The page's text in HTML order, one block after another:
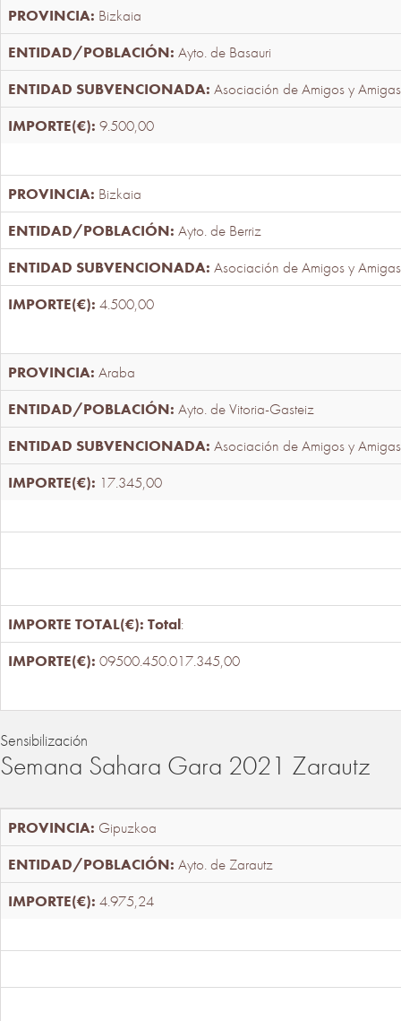
Bizkaia
Ayto. de Basauri
Asociación de Amigos y
9.500,00
Bizkaia
Ayto. de Berriz
Asociación de Amigos y
4.500,00
Araba
Ayto. de Vitoria-Gasteiz
Asociación de Amigos y
17.345,00
Total:
09500.450.017.345,00
Sensibilización
Semana Sahara Gara 2021 Zarautz
Gipuzkoa
Ayto. de Zarautz
4.975,24